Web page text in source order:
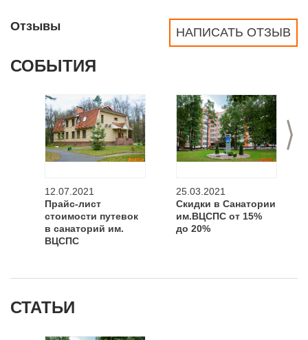
НАПИСАТЬ ОТЗЫВ
Отзывы
СОБЫТИЯ
>
12.07.2021
Прайс-лист
стоимости путевок
в санаторий им.
ВЦСПС
25.03.2021
Скидки в Санатории
им.ВЦСПС от 15%
до 20%
СТАТЬИ